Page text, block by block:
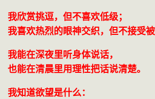
我欣赏挑逗，但不喜欢低级；
我喜欢热烈的眼神交织，但不接受被
我能在深夜里听身体说话，
也能在清晨里用理性把话说清楚。
我知道欲望是什么：